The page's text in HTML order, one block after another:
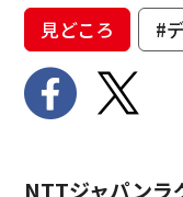
見どころ #
NTTジャパンラ